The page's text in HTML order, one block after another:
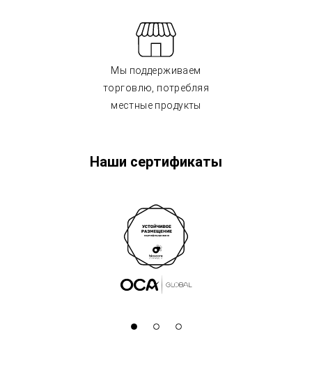
Мы поддерживаем
торговлю, потребляя
местные продукты
Наши сертификаты